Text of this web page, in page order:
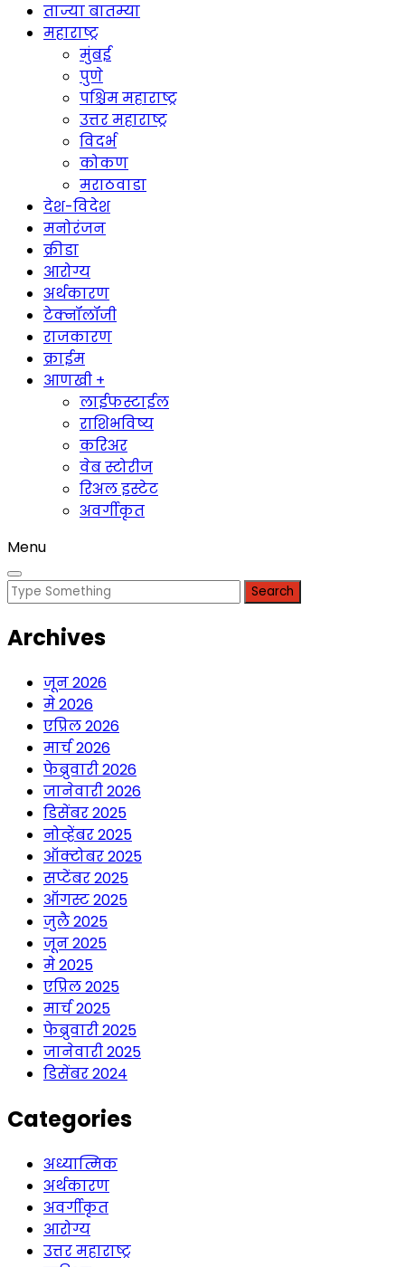
ताज्या बातम्या
महाराष्ट्र
मुंबई
पुणे
पश्चिम महाराष्ट्र
उत्तर महाराष्ट्र
विदर्भ
कोकण
मराठवाडा
देश-विदेश
मनोरंजन
क्रीडा
आरोग्य
अर्थकारण
टेक्नॉलॉजी
राजकारण
क्राईम
आणखी +
लाईफस्टाईल
राशिभविष्य
करिअर
वेब स्टोरीज
रिअल इस्टेट
अवर्गीकृत
Menu
Search
Archives
जून 2026
मे 2026
एप्रिल 2026
मार्च 2026
फेब्रुवारी 2026
जानेवारी 2026
डिसेंबर 2025
नोव्हेंबर 2025
ऑक्टोबर 2025
सप्टेंबर 2025
ऑगस्ट 2025
जुलै 2025
जून 2025
मे 2025
एप्रिल 2025
मार्च 2025
फेब्रुवारी 2025
जानेवारी 2025
डिसेंबर 2024
Categories
अध्यात्मिक
अर्थकारण
अवर्गीकृत
आरोग्य
उत्तर महाराष्ट्र